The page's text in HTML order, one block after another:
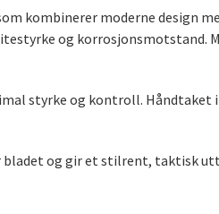
kombinerer moderne design
og korrosjonsmotstand.
styrke og kontroll. Håndtaket i
bladet og gir et stilrent, taktisk